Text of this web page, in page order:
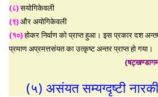
(८)सयोगिकेवली
(९)और अयोगिकेवली
(१०)होकर निर्वाण को प्राप्त हुआ। इस प्रकार दश
प्रमाण अप्रमत्तसंयत का उत्कृष्ट अन्तर प्राप्त हो गया।
(५) असंयत सम्यग्दृष्टी